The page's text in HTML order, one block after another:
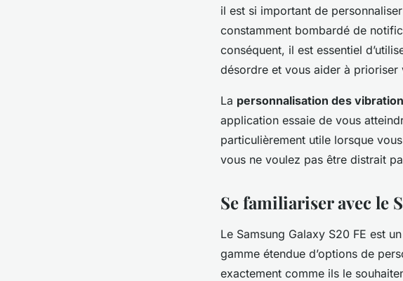
il est si important de
constamment bombardé de
conséquent, il est essentiel
désordre et vous aider à prioriser
La personnalisation des
application essaie de vous
particulièrement utile lorsque
vous ne voulez pas être distrait
Se familiariser avec le
Le Samsung Galaxy S20 FE est
gamme étendue d’options de
exactement comme ils le